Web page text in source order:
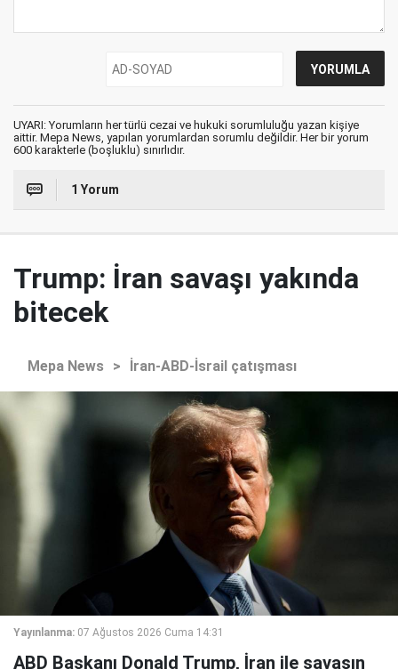
UYARI: Yorumların her türlü cezai ve hukuki sorumluluğu yazan kişiye
aittir. Mepa News, yapılan yorumlardan sorumlu değildir. Her bir yorum
600 karakterle (boşluklu) sınırlıdır.
1 Yorum
Trump: İran savaşı yakında
bitecek
Mepa News > İran-ABD-İsrail çatışması
Yayınlanma: 07 Ağustos 2026 Cuma 14:31
ABD Başkanı Donald Trump, İran ile savaşın